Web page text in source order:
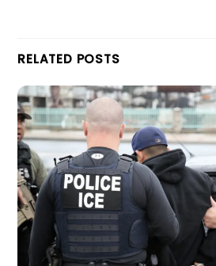
RELATED POSTS